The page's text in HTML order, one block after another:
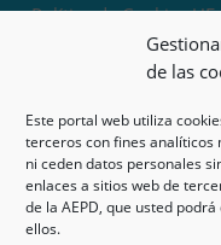
de las
Este portal web utiliza
terceros con fines analíticos
ni ceden datos personales
enlaces a sitios web de
de la AEPD, que usted
ellos.
Política de Cookies UE
Términos y
Exoneración de
Mapa del sitio
Mi cuenta
Tienda
Psicología en Murcia